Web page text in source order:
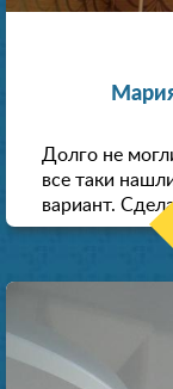
Долго не
все таки
вариант.